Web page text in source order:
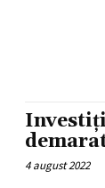
4 august 2022